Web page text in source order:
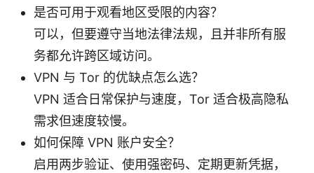
是否可用于观看地区受限的内容？
可以，但要遵守当地法律法规，且并非所有服
务都允许跨区域访问。
VPN 与 Tor 的优缺点怎么选？
VPN 适合日常保护与速度，Tor 适合极高隐私
需求但速度较慢。
如何保障 VPN 账户安全？
启用两步验证、使用强密码、定期更新凭据，